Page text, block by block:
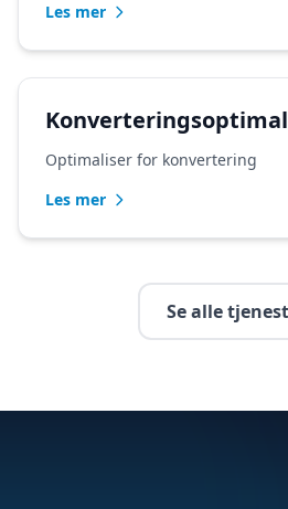
Les mer
Optimaliser for konvertering
Les mer
Se alle